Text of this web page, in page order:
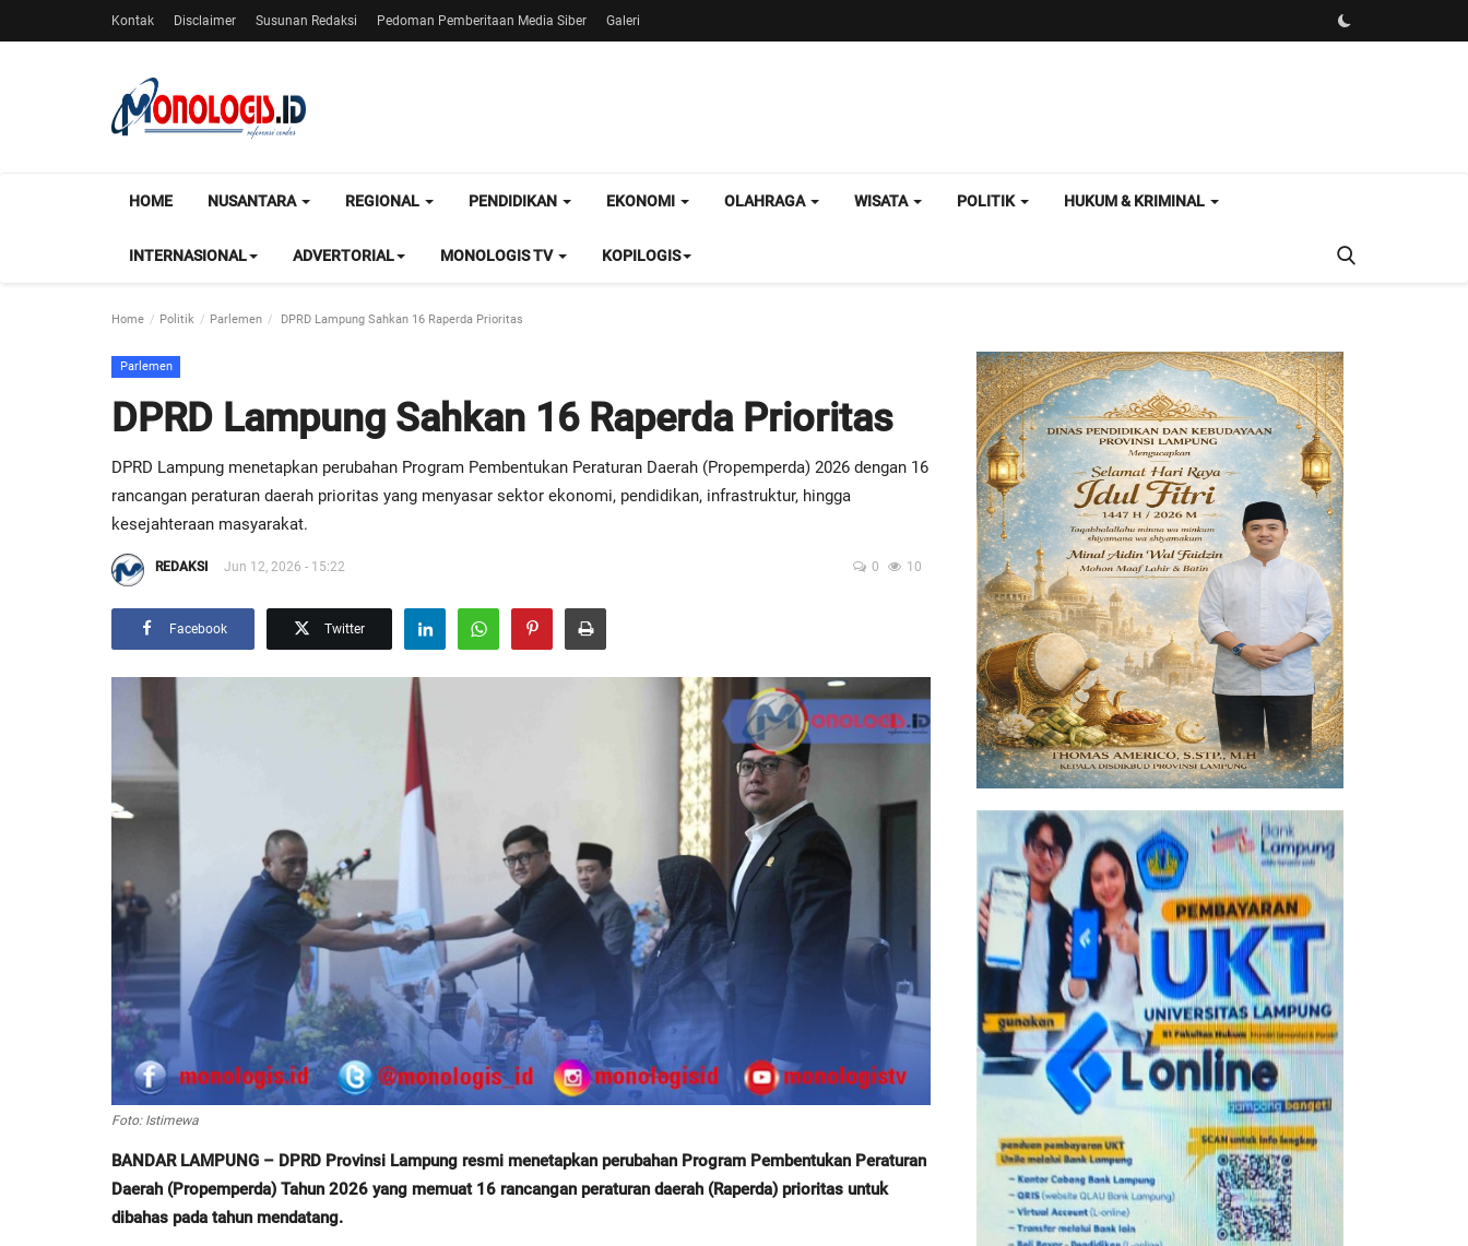
Kontak Disclaimer Susunan Redaksi Pedoman Pemberitaan Media Siber Galeri
HOME NUSANTARA REGIONAL PENDIDIKAN EKONOMI OLAHRAGA WISATA POLITIK HUKUM & KRIMINAL
INTERNASIONAL ADVERTORIAL MONOLOGIS TV KOPILOGIS
Home Politik Parlemen DPRD Lampung Sahkan 16 Raperda Prioritas
Parlemen
DPRD Lampung Sahkan 16 Raperda Prioritas
DPRD Lampung menetapkan perubahan Program Pembentukan Peraturan Daerah (Propemperda) 2026 dengan 16
rancangan peraturan daerah prioritas yang menyasar sektor ekonomi, pendidikan, infrastruktur, hingga
kesejahteraan masyarakat.
REDAKSI Jun 12, 2026 - 15:22 0 10
Facebook Twitter
Foto: Istimewa
BANDAR LAMPUNG – DPRD Provinsi Lampung resmi menetapkan perubahan Program Pembentukan Peraturan
Daerah (Propemperda) Tahun 2026 yang memuat 16 rancangan peraturan daerah (Raperda) prioritas untuk
dibahas pada tahun mendatang.